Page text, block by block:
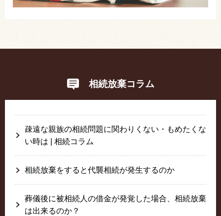
相続放棄コラム
疎遠な親族の相続問題に関わりくない・もめたくな
い時は | 相続コラム
相続放棄をすると代襲相続が発生するのか
葬儀後に被相続人の借金が発覚した場合、相続放棄
は出来るのか？